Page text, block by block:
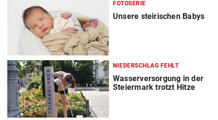
FOTOSERIE
Unsere steirischen Babys
NIEDERSCHLAG FEHLT
Wasserversorgung in der
Steiermark trotzt Hitze